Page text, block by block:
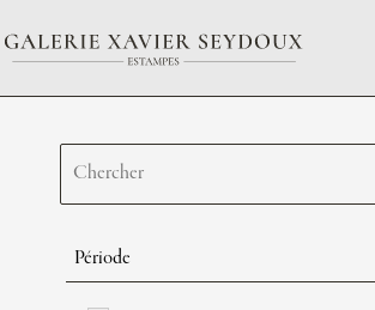
Période